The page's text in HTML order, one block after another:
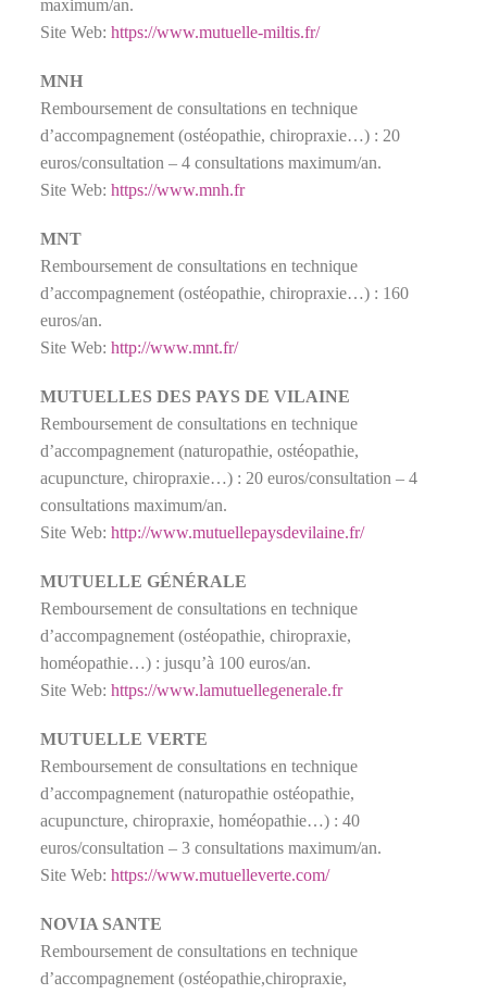
maximum/an.
Site Web:https://www.mutuelle-miltis.fr/
MNH
Remboursement de consultations en technique
d’accompagnement (ostéopathie, chiropraxie…) : 20
euros/consultation – 4 consultations maximum/an.
Site Web:https://www.mnh.fr
MNT
Remboursement de consultations en technique
d’accompagnement (ostéopathie, chiropraxie…) : 160
euros/an.
Site Web:http://www.mnt.fr/
MUTUELLES DES PAYS DE VILAINE
Remboursement de consultations en technique
d’accompagnement (naturopathie, ostéopathie,
acupuncture, chiropraxie…) : 20 euros/consultation – 4
consultations maximum/an.
Site Web:http://www.mutuellepaysdevilaine.fr/
MUTUELLE GÉNÉRALE
Remboursement de consultations en technique
d’accompagnement (ostéopathie, chiropraxie,
homéopathie…) : jusqu’à 100 euros/an.
Site Web:https://www.lamutuellegenerale.fr
MUTUELLE VERTE
Remboursement de consultations en technique
d’accompagnement (naturopathie ostéopathie,
acupuncture, chiropraxie, homéopathie…) : 40
euros/consultation – 3 consultations maximum/an.
Site Web:https://www.mutuelleverte.com/
NOVIA SANTE
Remboursement de consultations en technique
d’accompagnement (ostéopathie,chiropraxie,